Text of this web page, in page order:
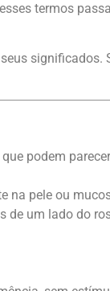
termos
significados.
podem
na pele ou
de um lado do